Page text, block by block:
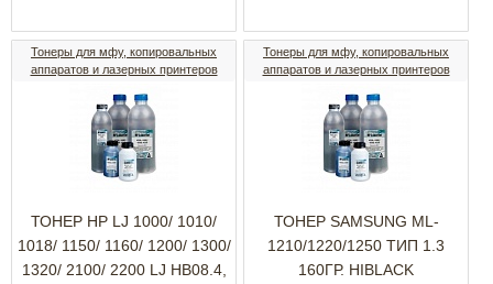
Тонеры для мфу, копировальных
аппаратов и лазерных принтеров
ТОНЕР HP LJ 1000/ 1010/
1018/ 1150/ 1160/ 1200/ 1300/
1320/ 2100/ 2200 LJ HB08.4,
Тонеры для мфу, копировальных
аппаратов и лазерных принтеров
ТОНЕР SAMSUNG ML-
1210/1220/1250 ТИП 1.3
160ГР. HIBLACK